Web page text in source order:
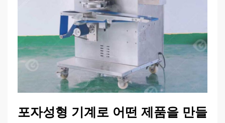
포자성형 기계로 어떤 제품을 만들